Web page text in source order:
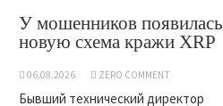
У мошенников появилась
новую схема кражи XRP
06.08.2026 ZERO COMMENT
Бывший технический директор